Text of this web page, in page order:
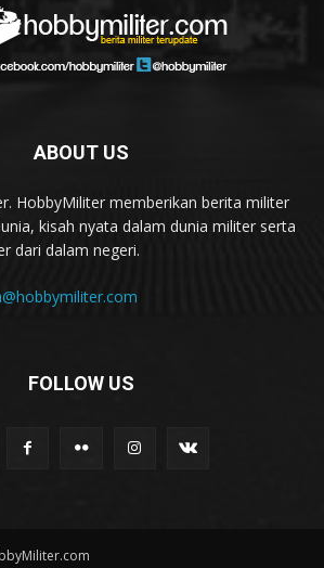
ABOUT US
HobbyMiliter memberikan berita militer
kisah nyata dalam dunia militer serta
dari dalam negeri.
FOLLOW US